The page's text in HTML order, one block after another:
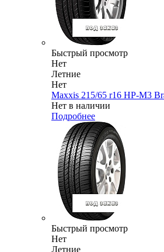
Быстрый просмотр
Нет
Летние
Нет
Maxxis 215/65 r16 HP-M3
Нет в наличии
Подробнее
Быстрый просмотр
Нет
Летние